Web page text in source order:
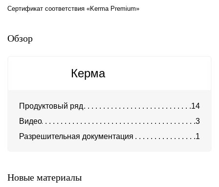
Сертификат соответствия «Kerma Premium»
Обзор
Керма
Продуктовый ряд
14
Видео
3
Разрешительная документация
1
Новые материалы